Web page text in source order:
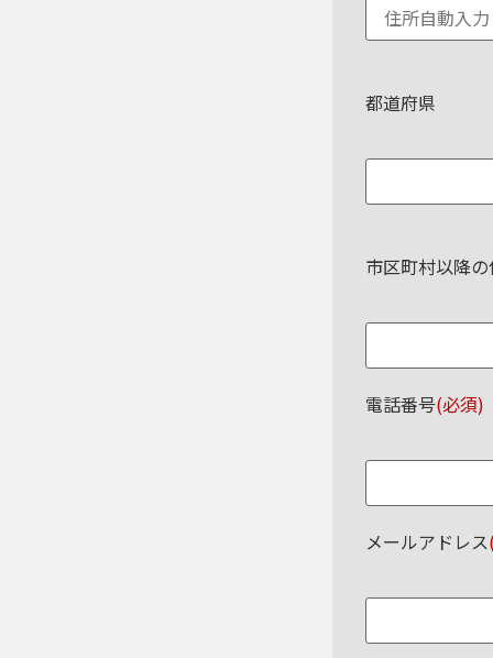
都道府県
市区町村以降
電話番号(必須)
メールアドレス